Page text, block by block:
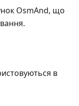
OsmAnd, що
в